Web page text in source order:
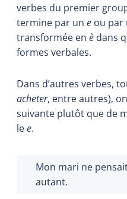
verbes du premier
termine par un e ou par
transformée en è dans
formes verbales.
Dans d’autres verbes,
acheter, entre autres),
suivante plutôt que de
lee.
Mon mari ne
autant.